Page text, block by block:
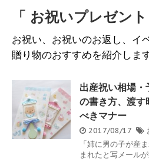
「 お祝いプレゼン
お祝い、お祝いのお返し、イ
贈り物のおすすめを紹介します
出産祝い相場・
の書き方、渡す
べきマナー
2017/08/17
「姉に男の子が産
まれたと写メール